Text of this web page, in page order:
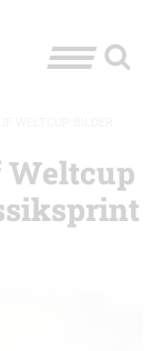
Weltcup